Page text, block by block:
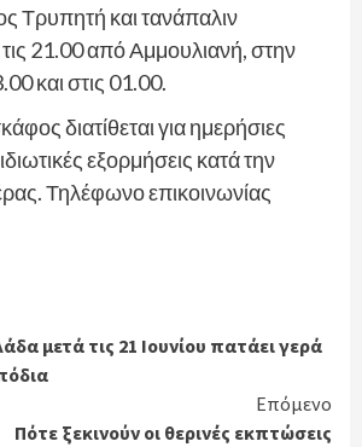
Τρυπητή και τανάπαλιν
21.00 από Αμμουλιανή, στην
και στις 01.00.
διατίθεται για ημερήσιες
εξορμήσεις κατά την
Τηλέφωνο επικοινωνίας
μετά τις 21 Ιουνίου πατάει γερά
Επόμενο
Πότε ξεκινούν οι θερινές εκπτώσεις